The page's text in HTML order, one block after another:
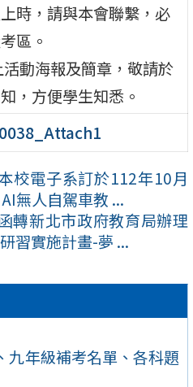
九年級補考名單、各科題
時，請與本會聯繫，必
區。
動海報及簡章，敬請於
，方便學生知悉。
校電子系訂於112年10月
無人自駕車教 ...
轉新北市政府教育局辦理
習實施計畫-夢 ...